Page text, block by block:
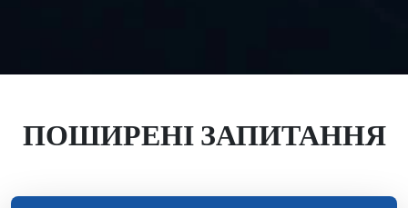
ПОШИРЕНІ ЗАПИТАННЯ